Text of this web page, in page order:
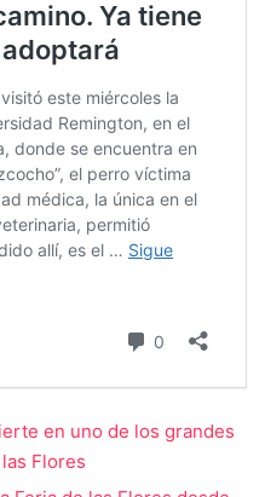
en uno de los grandes
Flores